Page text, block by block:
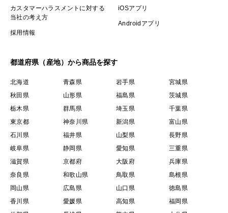
カスタマーハラスメントに対する
当社の考え方
採用情報
iOSアプリ
Androidアプリ
都道府県（産地）から商品を探す
北海道 青森県 岩手県
宮城県
秋田県
山形県 福島県
茨城県
栃木県
群馬県 埼玉県
千葉県
東京都
神奈川県 新潟県
富山県
石川県
福井県 山梨県
長野県
岐阜県
静岡県 愛知県
三重県
滋賀県
京都府 大阪府
兵庫県
奈良県
和歌山県 鳥取県
島根県
岡山県
広島県 山口県
徳島県
香川県
愛媛県 高知県
福岡県